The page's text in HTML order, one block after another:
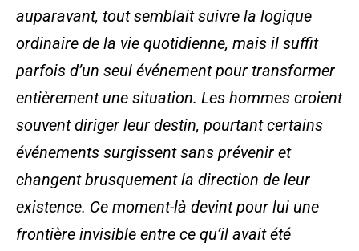
auparavant, tout semblait suivre la logique
ordinaire de la vie quotidienne, mais il suffit
parfois d’un seul événement pour transformer
entièrement une situation. Les hommes croient
souvent diriger leur destin, pourtant certains
événements surgissent sans prévenir et
changent brusquement la direction de leur
existence. Ce moment-là devint pour lui une
frontière invisible entre ce qu’il avait été